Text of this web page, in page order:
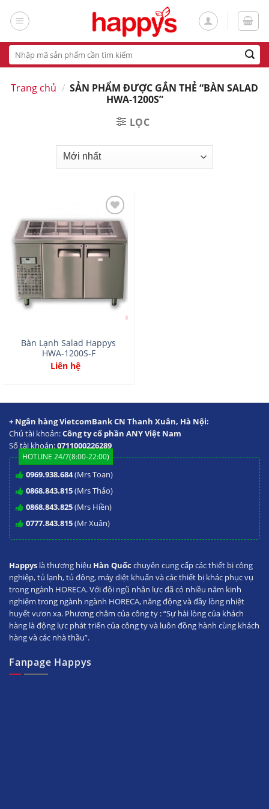
Tìm
kiếm:
Trang chủ / SẢN PHẨM ĐƯỢC GẮN THẺ “BÀN SALAD
HWA-1200S”
LỌC
Add
to
wishlist
Bàn Lạnh Salad Happys
HWA-1200S-F
Liên hệ
+ Ngân hàng VietcomBank CN Thanh Xuân, Hà Nội:
Chủ tài khoản:Công ty cổ phần ANY Việt Nam
Số tài khoản:0711000226289
HOTLINE 24/7(8:00-22:00)
0969.938.684(Mrs Toan)
0868.843.815(Mrs Thảo)
0868.843.825(Mrs Hiền)
0777.843.815(Mr Xuân)
Happys là thương hiệu Hàn Quốc chuyên cung cấp các thiết bị công
nghiệp, tủ lạnh, tủ đông, máy diệt khuẩn và các thiết bị khác phục vụ
trong ngành HORECA. Với đội ngũ nhân lực đã có nhiều năm kinh
nghiệm trong ngành ngành HORECA, năng động và đầy lòng nhiệt
huyết vươn xa. Phương châm của công ty : “Sự hài lòng của khách
hàng là động lực phát triển của công ty và luôn đồng hành cùng khách
hàng và các nhà thầu”.
Fanpage Happys